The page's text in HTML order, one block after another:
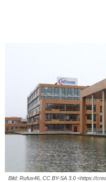
Bild: Rufus46, CC BY-SA 3.0 <https://